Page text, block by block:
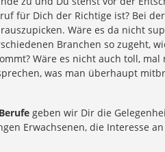
für Dich der Richtige ist? Bei
Wäre es da nicht
Branchen so zugeht,
Wäre es nicht auch toll,
was man überhaupt
geben wir Dir die
Erwachsenen, die Interesse